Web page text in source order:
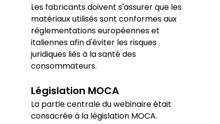
Les fabricants doivent s'assurer que les
matériaux utilisés sont conformes aux
réglementations européennes et
italiennes afin d'éviter les risques
juridiques liés à la santé des
consommateurs.
Législation MOCA
La partie centrale du webinaire était
consacrée à la législation MOCA.